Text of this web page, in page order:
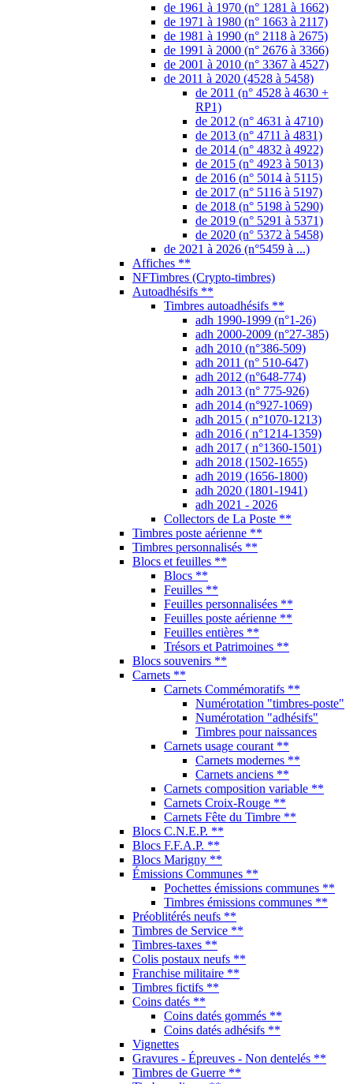
de 1961 à 1970 (n° 1281 à 1662)
de 1971 à 1980 (n° 1663 à 2117)
de 1981 à 1990 (n° 2118 à 2675)
de 1991 à 2000 (n° 2676 à 3366)
de 2001 à 2010 (n° 3367 à 4527)
de 2011 à 2020 (4528 à 5458)
de 2011 (n° 4528 à 4630 +
RP1)
de 2012 (n° 4631 à 4710)
de 2013 (n° 4711 à 4831)
de 2014 (n° 4832 à 4922)
de 2015 (n° 4923 à 5013)
de 2016 (n° 5014 à 5115)
de 2017 (n° 5116 à 5197)
de 2018 (n° 5198 à 5290)
de 2019 (n° 5291 à 5371)
de 2020 (n° 5372 à 5458)
de 2021 à 2026 (n°5459 à ...)
Affiches **
NFTimbres (Crypto-timbres)
Autoadhésifs **
Timbres autoadhésifs **
adh 1990-1999 (n°1-26)
adh 2000-2009 (n°27-385)
adh 2010 (n°386-509)
adh 2011 (n° 510-647)
adh 2012 (n°648-774)
adh 2013 (n° 775-926)
adh 2014 (n°927-1069)
adh 2015 ( n°1070-1213)
adh 2016 ( n°1214-1359)
adh 2017 ( n°1360-1501)
adh 2018 (1502-1655)
adh 2019 (1656-1800)
adh 2020 (1801-1941)
adh 2021 - 2026
Collectors de La Poste **
Timbres poste aérienne **
Timbres personnalisés **
Blocs et feuilles **
Blocs **
Feuilles **
Feuilles personnalisées **
Feuilles poste aérienne **
Feuilles entières **
Trésors et Patrimoines **
Blocs souvenirs **
Carnets **
Carnets Commémoratifs **
Numérotation "timbres-poste"
Numérotation "adhésifs"
Timbres pour naissances
Carnets usage courant **
Carnets modernes **
Carnets anciens **
Carnets composition variable **
Carnets Croix-Rouge **
Carnets Fête du Timbre **
Blocs C.N.E.P. **
Blocs F.F.A.P. **
Blocs Marigny **
Émissions Communes **
Pochettes émissions communes **
Timbres émissions communes **
Préoblitérés neufs **
Timbres de Service **
Timbres-taxes **
Colis postaux neufs **
Franchise militaire **
Timbres fictifs **
Coins datés **
Coins datés gommés **
Coins datés adhésifs **
Vignettes
Gravures - Épreuves - Non dentelés **
Timbres de Guerre **